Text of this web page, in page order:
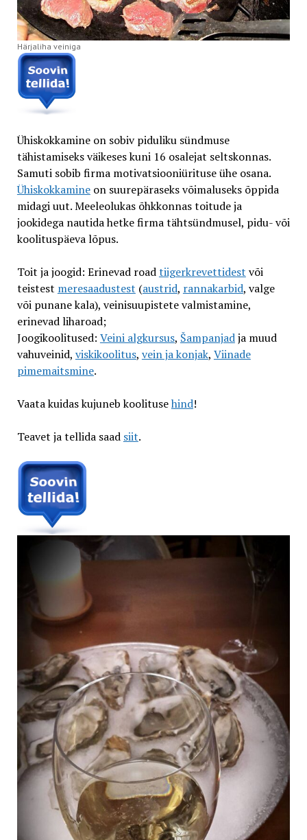
Härjaliha veiniga
Ühiskokkamine on sobiv piduliku sündmuse
tähistamiseks väikeses kuni 16 osalejat seltskonnas.
Samuti sobib firma motivatsiooniürituse ühe osana.
Ühiskokkamineon suurepäraseks võimaluseks õppida
midagi uut. Meeleolukas õhkkonnas toitude ja
jookidega nautida hetke firma tähtsündmusel, pidu- või
koolituspäeva lõpus.
Toit ja joogid: Erinevad roadtiigerkrevettidest või
teistest meresaadustest (austrid, rannakarbid, valge
või punane kala), veinisuupistete valmistamine,
erinevad liharoad;
Joogikoolitused: Veini algkursus, Šampanjadja muud
vahuveinid, viskikoolitus, vein ja konjak, Viinade
pimemaitsmine.
Vaata kuidas kujuneb koolitusehind!
Teavet ja tellida saad siit.